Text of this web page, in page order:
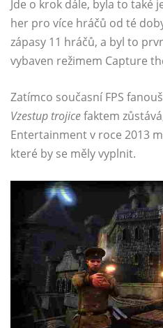
Jde o krok dále, byla to také
her pro více hráčů od té
zápasy 11 hráčů, a byl to
vybaven režimem Capture
Zatímco současní FPS
Vzestup trojicefaktem
Entertainment v roce 2013
které by se měly vyplnit.